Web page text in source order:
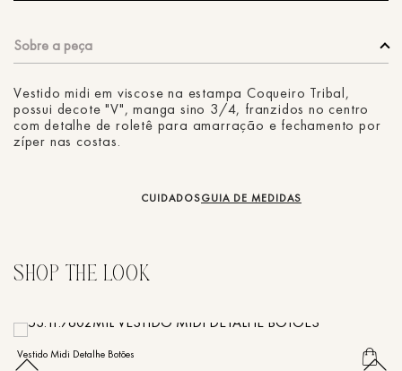
Vestido midi em viscose na estampa Coqueiro Tribal,
possui decote "V", manga sino 3/4, franzidos no centro
com detalhe de roletê para amarração e fechamento por
zíper nas costas.
CUIDADOSGUIA DE MEDIDAS
Vestido Midi Detalhe Botões